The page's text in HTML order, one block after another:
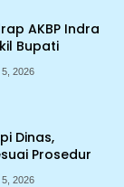
AKBP Indra
Bupati
2026
Dinas,
Prosedur
2026